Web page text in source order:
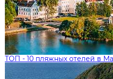
ТОП - 10 пляжных отелей в